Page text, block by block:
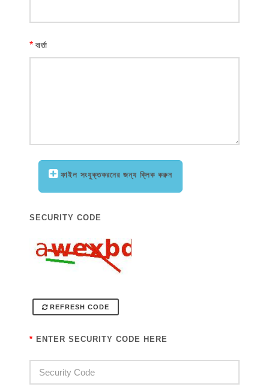
* বার্তা
ফাইল সংযুক্তকরনের জন্য ক্লিক করুন
SECURITY CODE
REFRESH CODE
* ENTER SECURITY CODE HERE